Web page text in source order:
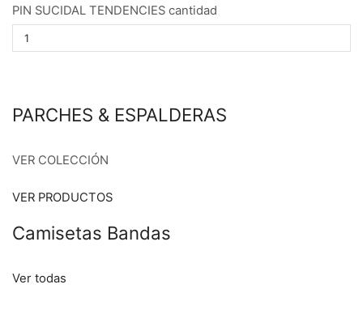
PIN SUCIDAL TENDENCIES cantidad
PARCHES & ESPALDERAS
VER COLECCIÓN
VER PRODUCTOS
Camisetas Bandas
Ver todas